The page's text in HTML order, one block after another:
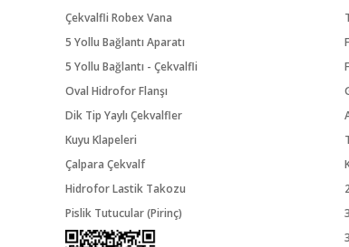
Çekvalfli Robex Vana
5 Yollu Bağlantı Aparatı
5 Yollu Bağlantı - Çekvalfli
Oval Hidrofor Flanşı
Dik Tip Yaylı Çekvalfler
Kuyu Klapeleri
Çalpara Çekvalf
Hidrofor Lastik Takozu
Pislik Tutucular (Pirinç)